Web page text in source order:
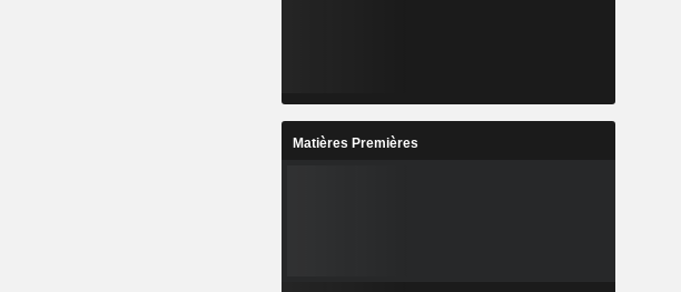
Matières Premières